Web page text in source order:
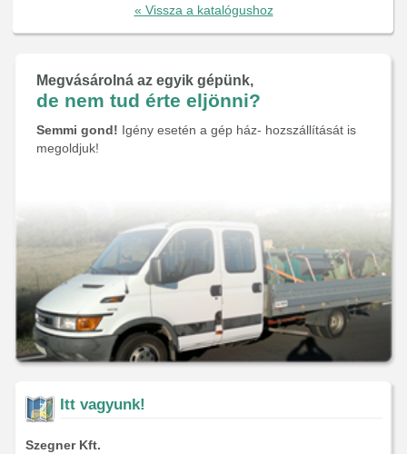
« Vissza a katalógushoz
Megvásárolná az egyik gépünk,
de nem tud érte eljönni?
Semmi gond! Igény esetén a gép ház- hozszállítását is
megoldjuk!
Itt vagyunk!
Szegner Kft.